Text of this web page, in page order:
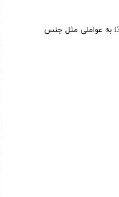
برای خرید باتری هیوندایi30 ، توصیه می‌شود از باتری‌هایی با مشخصات متناسب با خودرو استفاده کنید.قیمت باطری هیوندایi30 به عواملی مثل جنس